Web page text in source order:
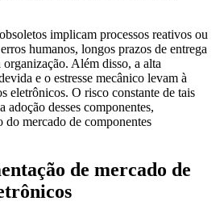
implicam processos reativos ou
humanos, longos prazos de entrega
organização. Além disso, a alta
e o estresse mecânico levam à
eletrônicos. O risco constante de tais
adoção desses componentes,
mercado de componentes
de mercado de